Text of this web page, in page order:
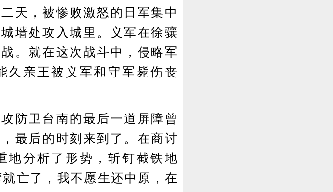
天，被惨败激怒的日军集中
墙处攻入城里。义军在徐骧
。就在这次战斗中，侵略军
久亲王被义军和守军毙伤丧
卫台南的最后一道屏障曾
最后的时刻来到了。在商讨
地分析了形势，斩钉截铁地
亡了，我不愿生还中原，在